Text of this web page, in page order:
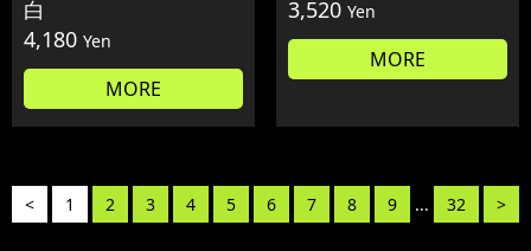
白
4,180 Yen
MORE
3,520 Yen
MORE
< 1 2 3 4 5 6 7 8 9 ... 32 >